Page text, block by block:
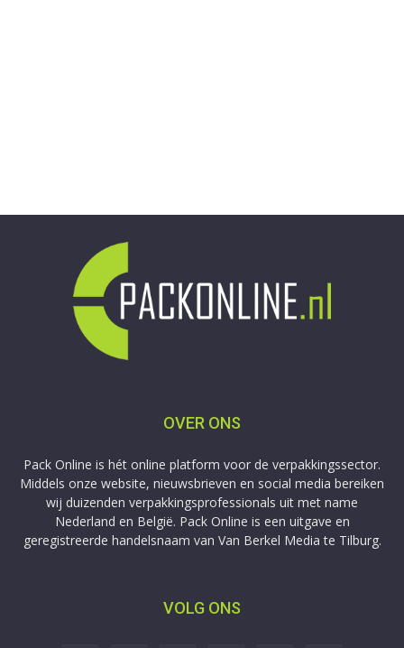
OVER ONS
Pack Online is hét online platform voor de verpakkingssector.
Middels onze website, nieuwsbrieven en social media bereiken
wij duizenden verpakkingsprofessionals uit met name
Nederland en België. Pack Online is een uitgave en
geregistreerde handelsnaam van Van Berkel Media te Tilburg.
VOLG ONS